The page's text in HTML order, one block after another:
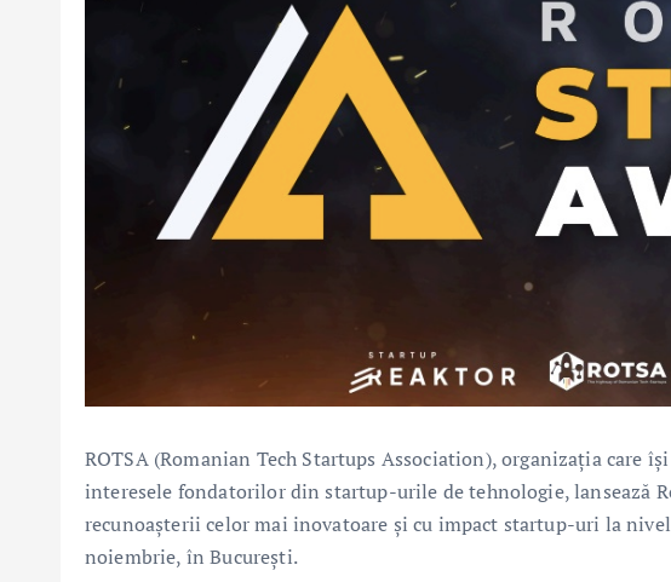
ROTSA (Romanian Tech Startups Association), organizația care
interesele fondatorilor din startup-urile de tehnologie, lansează
recunoașterii celor mai inovatoare și cu impact startup-uri la
noiembrie, în București.